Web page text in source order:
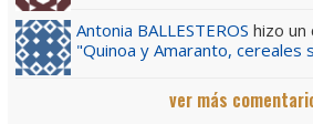
Antonia BALLESTEROS hizo un
"Quinoa y Amaranto, cereales
ver más